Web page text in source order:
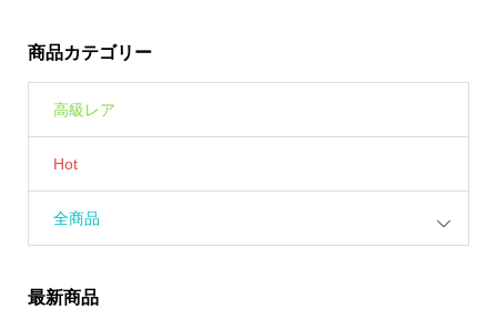
商品カテゴリー
高級レア
Hot
全商品
最新商品